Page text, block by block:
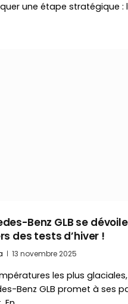
une étape stratégique :
Benz GLB se
des tests d’hiver !
13 novembre 2025
les plus
Benz GLB promet à ses